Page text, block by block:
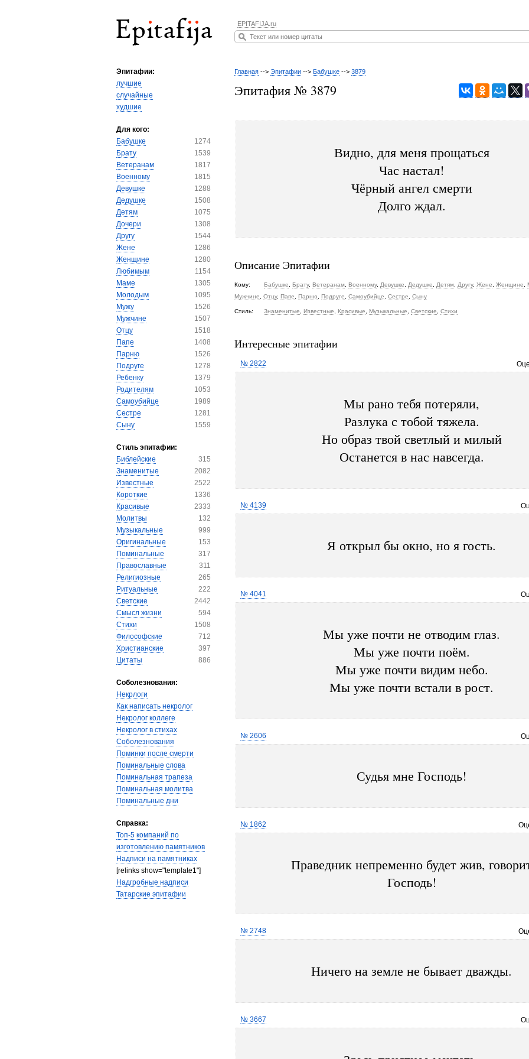
EPITAFIJA.ru
Эпитафии:
лучшие
случайные
худшие
Для кого:
Бабушке
1274
Брату
1539
Ветеранам
1817
Военному
1815
Девушке
1288
Дедушке
1508
Детям
1075
Дочери
1308
Другу
1544
Жене
1286
Женщине
1280
Любимым
1154
Маме
1305
Молодым
1095
Мужу
1526
Мужчине
1507
Отцу
1518
Папе
1408
Парню
1526
Подруге
1278
Ребенку
1379
Родителям
1053
Самоубийце
1989
Сестре
1281
Сыну
1559
Стиль эпитафии:
Библейские
315
Знаменитые
2082
Известные
2522
Короткие
1336
Красивые
2333
Молитвы
132
Музыкальные
999
Оригинальные
153
Поминальные
317
Православные
311
Религиозные
265
Ритуальные
222
Светские
2442
Смысл жизни
594
Стихи
1508
Философские
712
Христианские
397
Цитаты
886
Соболезнования:
Некрлоги
Как написать некролог
Некролог коллеге
Некролог в стихах
Соболезнования
Поминки после смерти
Поминальные слова
Поминальная трапеза
Поминальная молитва
Поминальные дни
Справка:
Топ-5 компаний по
изготовлению памятников
Надписи на памятниках
[relinks show="template1"]
Надгробные надписи
Татарские эпитафии
Главная --> Эпитафии --> Бабушке --> 3879
Эпитафия № 3879
Видно, для меня прощаться
Час настал!
Чёрный ангел смерти
Долго ждал.
Описание Эпитафии
Кому: Бабушке Брату, Ветеранам Военному, Девушке Дедушке Детям Другу, Жене Женщине
Мужчине
Отцу, Папе Парню Подруге Самоубийце Сестре Сыну
Стиль: Знаменитые Известные Красивые Музыкальные Светские Стихи
Интересные эпитафии
№ 2822
Мы рано тебя потеряли,
Разлука с тобой тяжела.
Но образ твой светлый и милый
Останется в нас навсегда.
№ 4139
Я открыл бы окно, но я гость.
№ 4041
Мы уже почти не отводим глаз.
Мы уже почти поём.
Мы уже почти видим небо.
Мы уже почти встали в рост.
№ 2606
Судья мне Господь!
№ 1862
Праведник непременно будет жив,
Господь!
№ 2748
Ничего на земле не бывает дважды.
№ 3667